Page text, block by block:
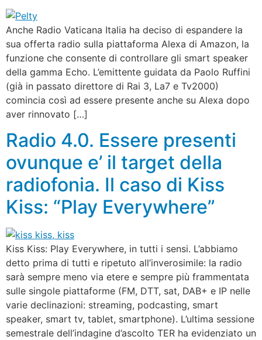
Anche Radio Vaticana Italia ha deciso di espandere la
sua offerta radio sulla piattaforma Alexa di Amazon, la
funzione che consente di controllare gli smart speaker
della gamma Echo. L’emittente guidata da Paolo Ruffini
(già in passato direttore di Rai 3, La7 e Tv2000)
comincia così ad essere presente anche su Alexa dopo
aver rinnovato […]
Radio 4.0. Essere presenti
ovunque e’ il target della
radiofonia. Il caso di Kiss
Kiss: “Play Everywhere”
Kiss Kiss: Play Everywhere, in tutti i sensi. L’abbiamo
detto prima di tutti e ripetuto all’inverosimile: la radio
sarà sempre meno via etere e sempre più frammentata
sulle singole piattaforme (FM, DTT, sat, DAB+ e IP nelle
varie declinazioni: streaming, podcasting, smart
speaker, smart tv, tablet, smartphone). L’ultima sessione
semestrale dell’indagine d’ascolto TER ha evidenziato un